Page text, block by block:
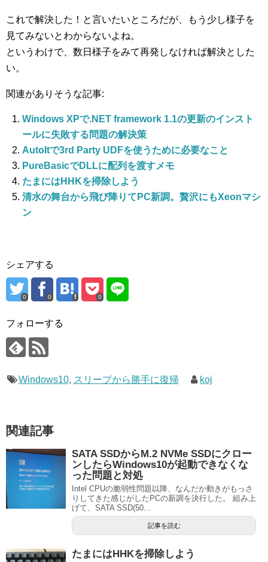
これで解決した！と言いたいところだが、もう少し様子を
見てみないとわからないよね。
というわけで、数日様子をみて再発しなければ解決とした
い。
関連がありそうな記事:
Windows XPで.NET framework 1.1の更新のインスト
ールに失敗する問題の解決策
AutoItで3rd Party UDFを使うために必要なこと
PureBasicでDLLに配列を渡すメモ
たまにはHHKを掃除しよう
清水の舞台から飛び降りてPC新調。贅沢にもXeonマシ
ン
シェアする
0 0 0
フォローする
Windows10, スリープから勝手に復帰 koj
関連記事
SATA SSDからM.2 NVMe SSDにクロー
ンしたらWindows10が起動できなくな
った問題と対処
Intel CPUの脆弱性問題以降、なんだか動きがもっさ
りしてきた感じがしたPCの新調を決行した。 組み上
げて、SATA SSD(50...
記事を読む
たまにはHHKを掃除しよう